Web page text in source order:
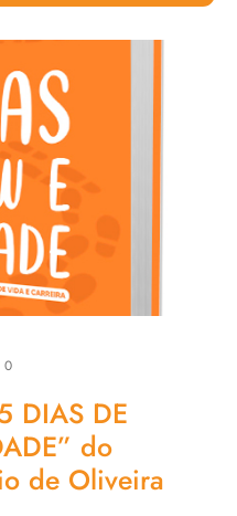
0
DIAS DE
do
de Oliveira